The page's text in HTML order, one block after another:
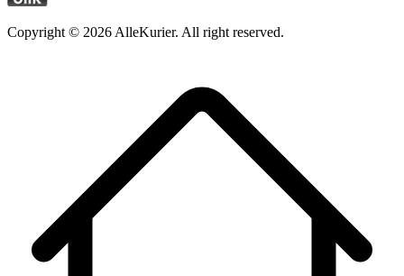
Copyright © 2026 AlleKurier. All right reserved.